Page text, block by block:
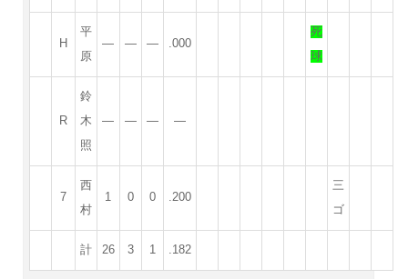
H
平
原
— — — .000
死
球
R
鈴
木
照
— — — —
7
西
村
1 0 0 .200
三
ゴ
計 26 3 1 .182